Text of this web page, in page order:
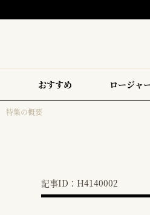
おすすめ ロージャ
特集の概要
記事ID：H4140002